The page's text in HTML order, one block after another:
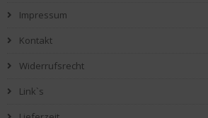
Impressum
Kontakt
Widerrufsrecht
Link`s